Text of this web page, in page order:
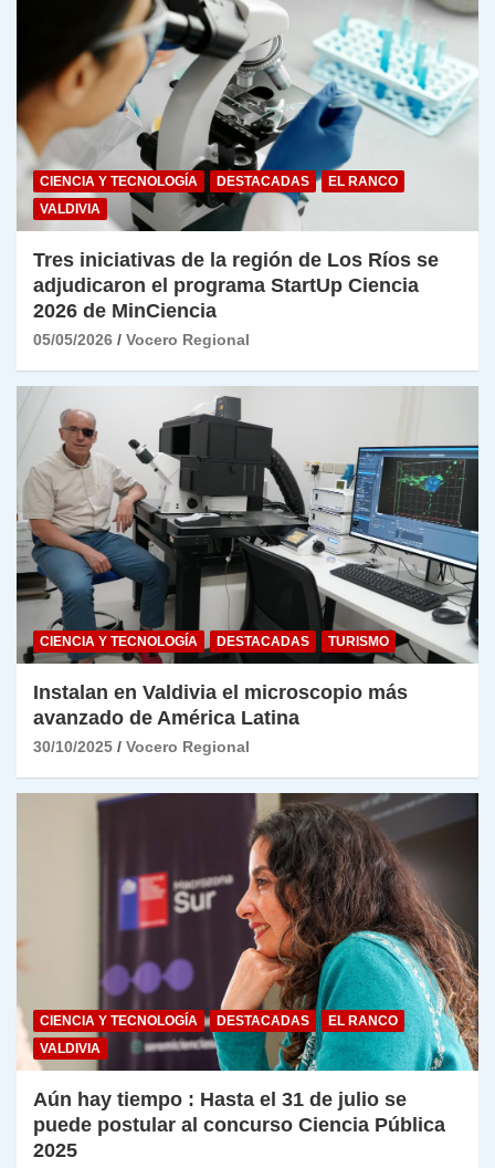
CIENCIA Y TECNOLOGÍA DESTACADAS
EL RANCO
VALDIVIA
Tres iniciativas de la región de Los Ríos se
adjudicaron el programa StartUp Ciencia
2026 de MinCiencia
05/05/2026 Vocero Regional
CIENCIA Y TECNOLOGÍA DESTACADAS TURISMO
Instalan en Valdivia el microscopio más
avanzado de América Latina
30/10/2025 Vocero Regional
CIENCIA Y TECNOLOGÍA DESTACADAS
EL RANCO
VALDIVIA
Aún hay tiempo : Hasta el 31 de julio se
puede postular al concurso Ciencia Pública
2025